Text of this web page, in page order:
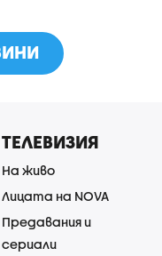
ТЕЛЕВИЗИЯ
На живо
Лицата на NOVA
Предавания и
сериали